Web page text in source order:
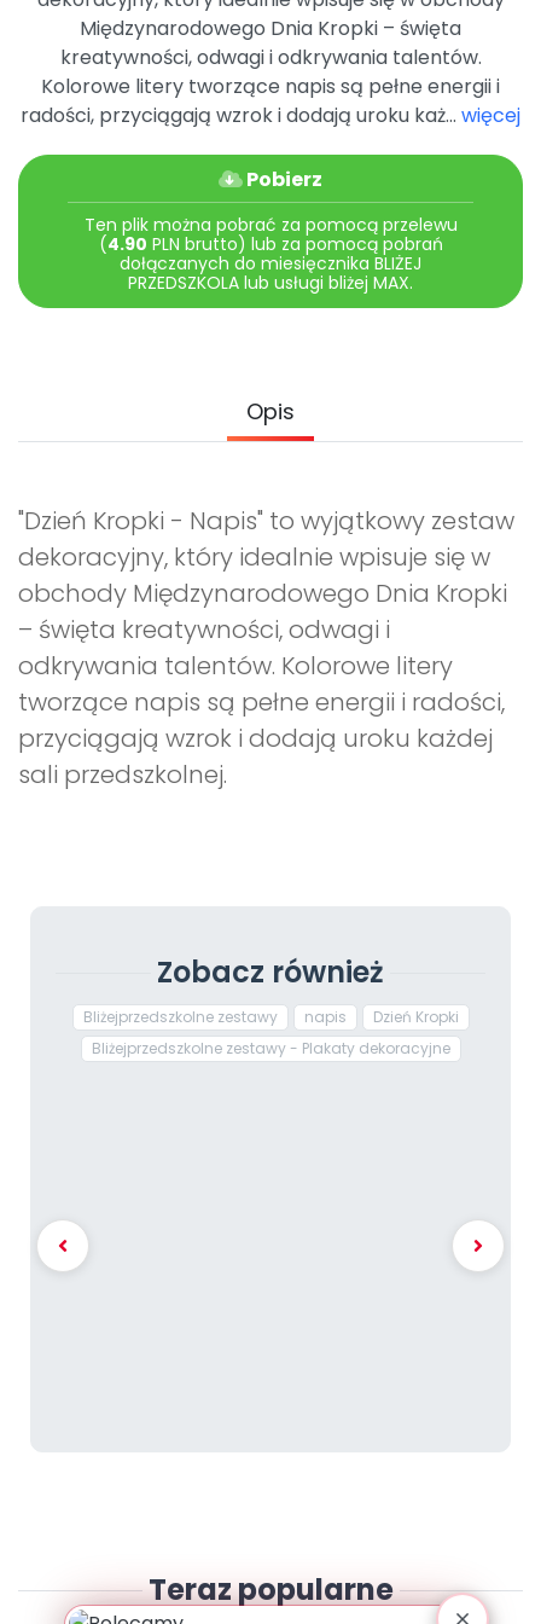
Archiwalne numery
Pomoc
Promocje
Międzynarodowego Dnia Kropki – święta
kreatywności, odwagi i odkrywania talentów.
Kolorowe litery tworzące napis są pełne energii i
radości, przyciągają wzrok i dodają uroku każ... więcej
Pobierz
Ten plik można pobrać za pomocą przelewu
(4.90 PLN brutto) lub za pomocą pobrań
dołączanych do miesięcznika BLIŻEJ
PRZEDSZKOLA lub usługi bliżej MAX.
Opis
"Dzień Kropki - Napis" to wyjątkowy zestaw
dekoracyjny, który idealnie wpisuje się w
obchody Międzynarodowego Dnia Kropki
– święta kreatywności, odwagi i
odkrywania talentów. Kolorowe litery
tworzące napis są pełne energii i radości,
przyciągają wzrok i dodają uroku każdej
sali przedszkolnej.
Zobacz również
Bliżejprzedszkolne zestawy napis
Dzień Kropki
Bliżejprzedszkolne zestawy - Plakaty dekoracyjne
Teraz popularne